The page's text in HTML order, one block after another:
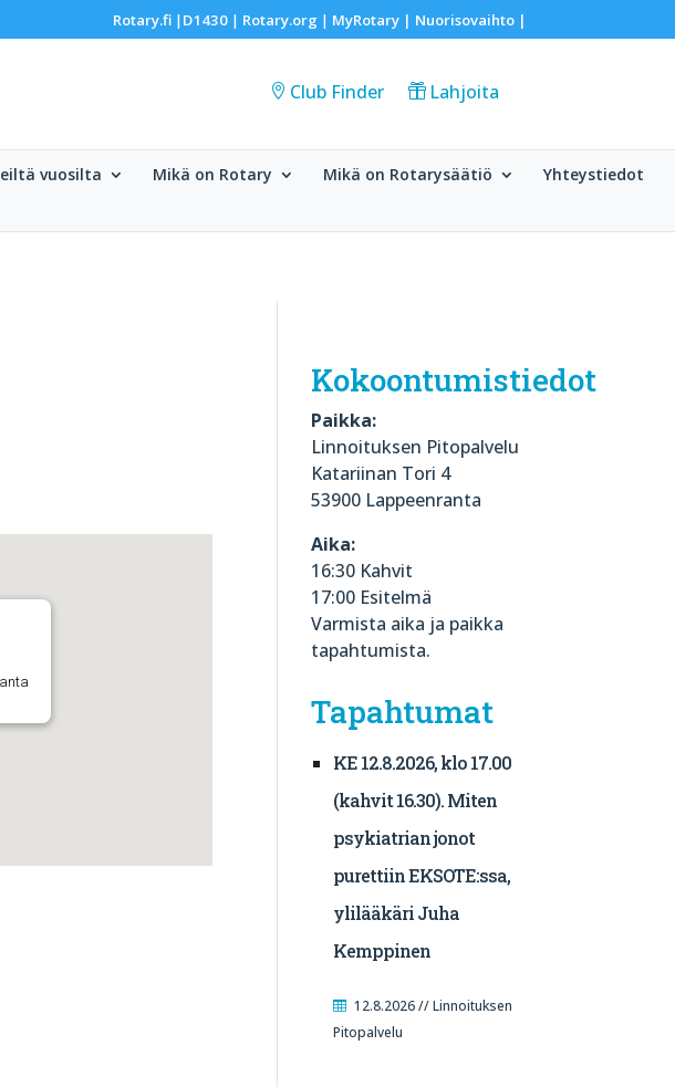
Rotary.fi|D1430| Rotary.org | MyRotary | Nuorisovaihto|
Club Finder Lahjoita
vuosilta Mikä on Rotary Mikä on Rotarysäätiö
Yhteystiedot
Kokoontumistiedot
Paikka:
Linnoituksen Pitopalvelu
Katariinan Tori 4
53900 Lappeenranta
Aika:
16:30 Kahvit
17:00 Esitelmä
Varmista aika ja paikka
tapahtumista.
Tapahtumat
KE 12.8.2026, klo 17.00
(kahvit 16.30). Miten
psykiatrian jonot
purettiin EKSOTE:ssa,
ylilääkäri Juha
Kemppinen
12.8.2026 // Linnoituksen
Pitopalvelu